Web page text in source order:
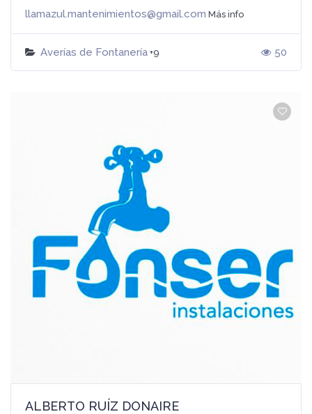
llamazul.mantenimientos@gmail.com Más info
Averías de Fontanería +9 50
ALBERTO RUÍZ DONAIRE